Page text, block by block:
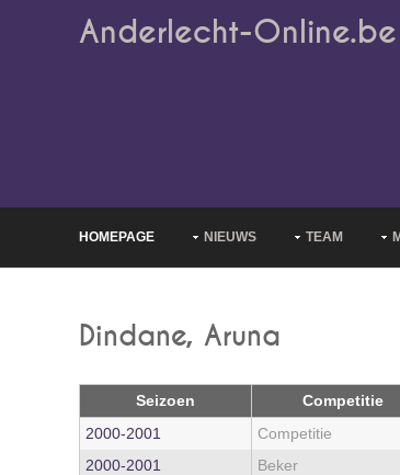
Anderlecht-
HOMEPAGE NIEUWS TEAM
Dindane, Aruna
Seizoen Competitie
2000‑2001
Competitie
2000‑2001
Beker